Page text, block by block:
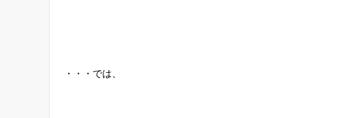
・・・では、